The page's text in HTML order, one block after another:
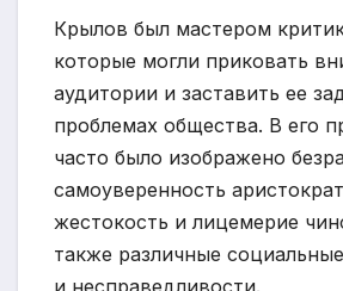
Крылов был мастером
которые могли приковать
аудитории и заставить ее
проблемах общества. В его
часто было изображено
самоуверенность
жестокость и лицемерие
также различные